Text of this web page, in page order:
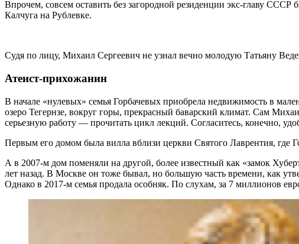
Впрочем, совсем оставить без загородной резиденции экс-главу
Калчуга на Рублевке.
Судя по лицу, Михаил Сергеевич не узнал вечно молодую Татьяну
Атеист-прихожанин
В начале «нулевых» семья Горбачевых приобрела недвижимость в
озеро Тегернзе, вокруг горы, прекрасный баварский климат. Сам
серьезную работу — прочитать цикл лекций. Согласитесь, конечно,
Первым его домом была вилла вблизи церкви Святого Лаврентия, где
А в 2007-м дом поменяли на другой, более известный как «замок
лет назад. В Москве он тоже бывал, но большую часть времени, как
Однако в 2017-м семья продала особняк. По слухам, за 7 миллионов